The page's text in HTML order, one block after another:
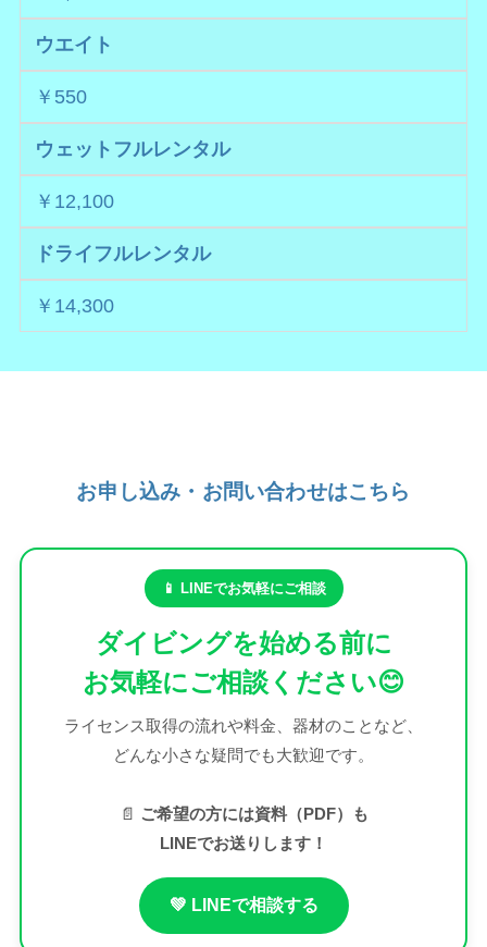
ウエイト
￥550
ウェットフルレンタル
￥12,100
ドライフルレンタル
￥14,300
お申し込み・お問い合わせはこちら
📱 LINEでお気軽にご相談
ダイビングを始める前に
お気軽にご相談ください😊
ライセンス取得の流れや料金、器材のことなど、
どんな小さな疑問でも大歓迎です。
📄 ご希望の方には資料（PDF）も
LINEでお送りします！
💚 LINEで相談する